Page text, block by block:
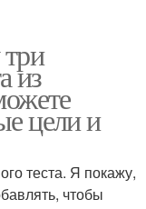
из
цели и
теста. Я покажу,
чтобы